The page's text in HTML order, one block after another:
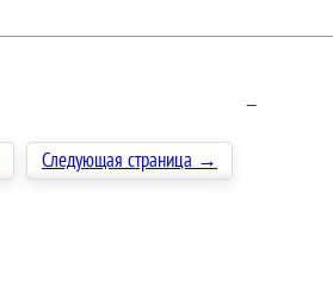
—
Следующая страница →